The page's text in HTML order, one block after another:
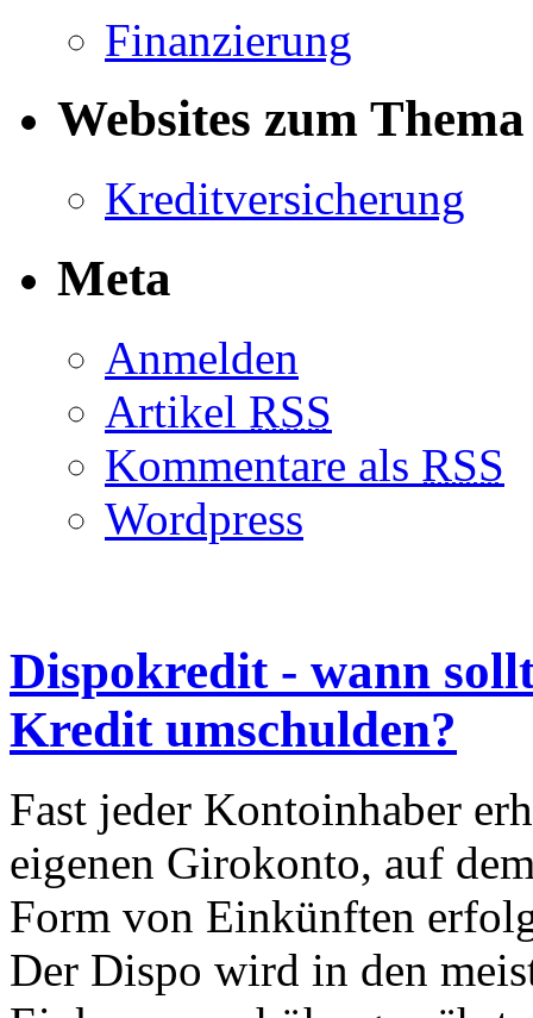
Finanzierung
Websites zum
Kreditversicherung
Meta
Anmelden
Artikel RSS
Kommentare als RSS
Wordpress
Dispokredit - wann
Kredit umschulden?
Fast jeder Kontoinhaber
eigenen Girokonto, auf
Form von Einkünften
Der Dispo wird in den